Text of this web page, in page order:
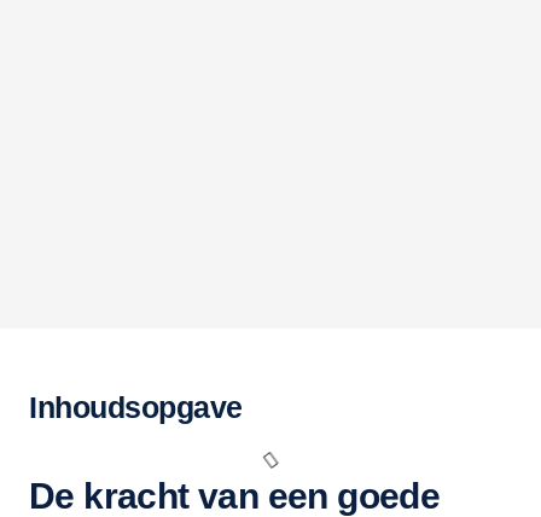
De kracht van een goede
Inhoudsopgave